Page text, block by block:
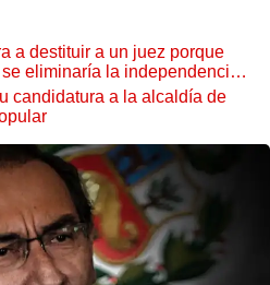
a destituir a un juez porque
eliminaría la independencia
candidatura a la alcaldía de